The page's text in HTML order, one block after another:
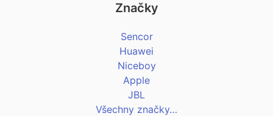
Značky
Sencor
Huawei
Niceboy
Apple
JBL
Všechny značky…